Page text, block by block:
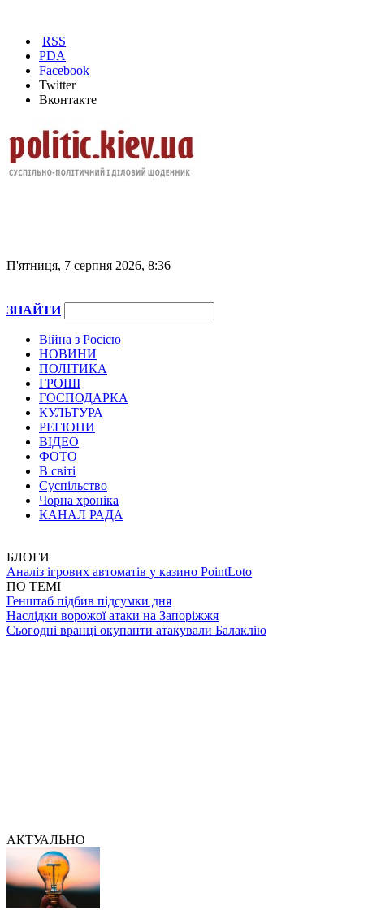
RSS
PDA
Facebook
Twitter
Вконтакте
П'ятниця, 7 серпня 2026, 8:36
ЗНАЙТИ
Війна з Росією
НОВИНИ
ПОЛІТИКА
ГРОШІ
ГОСПОДАРКА
КУЛЬТУРА
РЕГІОНИ
ВІДЕО
ФОТО
В світі
Суспільство
Чорна хроніка
КАНАЛ РАДА
БЛОГИ
Аналіз ігрових автоматів у казино PointLoto
ПО ТЕМІ
Генштаб підбив підсумки дня
Наслідки ворожої атаки на Запоріжжя
Сьогодні вранці окупанти атакували Балаклію
АКТУАЛЬНО